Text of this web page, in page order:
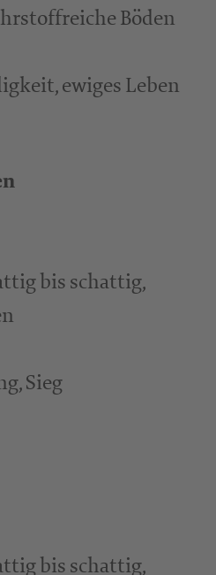
Böden
ewiges Leben
bis schattig,
Sieg
bis schattig,